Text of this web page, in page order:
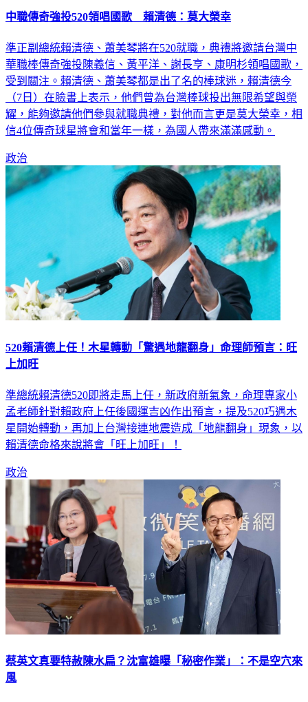
中職傳奇強投520領唱國歌 賴清德：莫大榮幸
準正副總統賴清德、蕭美琴將在520就職，典禮將邀請台灣中
華職棒傳奇強投陳義信、黃平洋、謝長亨、康明杉領唱國歌，
受到關注。賴清德、蕭美琴都是出了名的棒球迷，賴清德今
（7日）在臉書上表示，他們曾為台灣棒球投出無限希望與榮
耀，能夠邀請他們參與就職典禮，對他而言更是莫大榮幸，相
信4位傳奇球星將會和當年一樣，為國人帶來滿滿感動。
政治
520賴清德上任！木星轉動「驚遇地龍翻身」命理師預言：旺
上加旺
準總統賴清德520即將走馬上任，新政府新氣象，命理專家小
孟老師針對賴政府上任後國運吉凶作出預言，提及520巧遇木
星開始轉動，再加上台灣接連地震造成「地龍翻身」現象，以
賴清德命格來說將會「旺上加旺」！
政治
蔡英文真要特赦陳水扁？沈富雄曝「秘密作業」：不是空穴來
風